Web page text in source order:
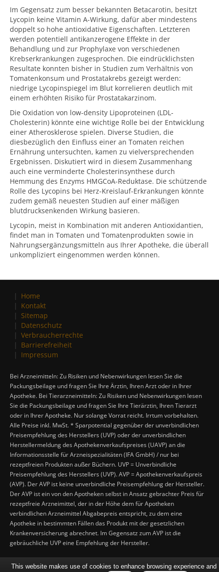
Im Gegensatz zum besser bekannten Betacarotin, besitzt
Lycopin keine Vitamin A-Wirkung, dafür aber mindestens
doppelt so hohe antioxidative Eigenschaften. Letzteren
werden potentiell antikanzerogene Effekte in der
Behandlung und zur Prophylaxe von verschiedenen
Krebserkrankungen zugesprochen. Die eindrücklichsten
Resultate konnten bisher in Studien zum Verhältnis von
Tomatenkonsum und Prostatakrebs gezeigt werden:
niedrige Lycopinspiegel im Blut korrelieren deutlich mit
einem erhöhten Risiko für Prostatakarzinom.
Die Oxidation von low-density Lipoproteinen (LDL-
Cholesterin) könnte eine wichtige Rolle bei der Entwicklung
einer Atherosklerose spielen. Diverse Studien, die
diesbezüglich den Einfluss einer an Tomaten reichen
Ernährung untersuchten, kamen zu vielversprechenden
Ergebnissen. Diskutiert wird in diesem Zusammenhang
auch eine verminderte Cholesterinsynthese durch
Hemmung des Enzyms HMGCoA-Reduktase. Die schützende
Rolle des Lycopins bei Herz-Kreislauf-Erkrankungen könnte
zudem gemäß neuesten Studien auf einer mäßigen
blutdrucksenkenden Wirkung basieren.
Lycopin, meist in Kombination mit anderen Antioxidantien,
findet man in Tomaten und Tomatenprodukten sowie in
Nahrungsergänzungsmitteln aus Ihrer Apotheke, die überall
unkompliziert eingenommen werden können.
Home
Kontakt
Sitemap
Datenschutz
Verbraucherrechte
Barrierefreiheit
Impressum
Bei Arzneimitteln: Zu Risiken und Nebenwirkungen lesen Sie die
Packungsbeilage und fragen Sie Ihre Ärztin, Ihren Arzt oder in Ihrer
Apotheke. Bei Tierarzneimitteln: Zu Risiken und Nebenwirkungen lesen
Sie die Packungsbeilage und fragen Sie Ihre Tierärztin, Ihren Tierarzt
oder in Ihrer Apotheke. Nur solange Vorrat reicht. Irrtum vorbehalten.
Alle Preise inkl. MwSt. * Sparpotential gegenüber der unverbindlichen
Preisempfehlung des Herstellers (UVP) oder der unverbindlichen
Herstellermeldung des Apothekenverkaufspreises (UAVP) an die
Informationsstelle für Arzneispezialitäten (IFA GmbH) / nur bei
rezeptfreien Produkten außer Büchern. UVP = Unverbindliche
Preisempfehlung des Herstellers (UVP). AVP = Apothekenverkaufspreis
(AVP). Der AVP ist keine unverbindliche Preisempfehlung der Hersteller.
Der AVP ist ein von den Apotheken selbst in Ansatz gebrachter Preis für
rezeptfreie Arzneimittel, der in der Höhe dem für Apotheken
verbindlichen Arzneimittel Abgabepreis entspricht, zu dem eine
Apotheke in bestimmten Fällen das Produkt mit der gesetzlichen
Krankenversicherung abrechnet. Im Gegensatz zum AVP ist die
gebräuchliche UVP eine Empfehlung der Hersteller.
This website makes use of cookies to enhance browsing experience and